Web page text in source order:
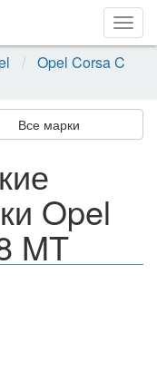
Opel Corsa C
Все марки
Opel
MT